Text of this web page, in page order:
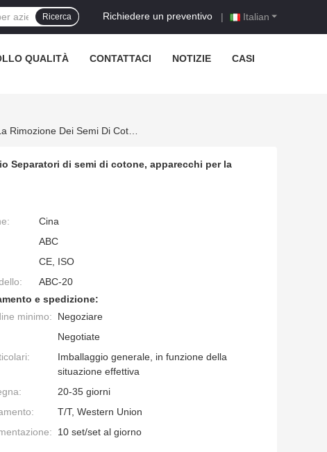
Italian
Richiedere un preventivo |
Ricerca
QUALITÀ CONTATTACI NOTIZIE CASI
Separatori di semi di cotone, apparecchi per la
Cina
ABC
CE, ISO
ABC-20
e spedizione:
minimo:
Negoziare
Negotiate
Imballaggio generale, in funzione della
situazione effettiva
20-35 giorni
T/T, Western Union
10 set/set al giorno